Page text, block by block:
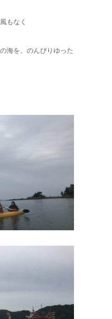
もなく
海を、のんびりゆった